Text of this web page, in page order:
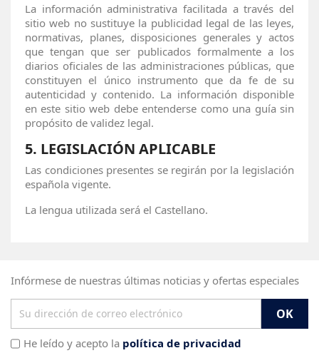
La información administrativa facilitada a través del
sitio web no sustituye la publicidad legal de las leyes,
normativas, planes, disposiciones generales y actos
que tengan que ser publicados formalmente a los
diarios oficiales de las administraciones públicas, que
constituyen el único instrumento que da fe de su
autenticidad y contenido. La información disponible
en este sitio web debe entenderse como una guía sin
propósito de validez legal.
5. LEGISLACIÓN APLICABLE
Las condiciones presentes se regirán por la legislación
española vigente.
La lengua utilizada será el Castellano.
Infórmese de nuestras últimas noticias y ofertas especiales
He leído y acepto la política de privacidad